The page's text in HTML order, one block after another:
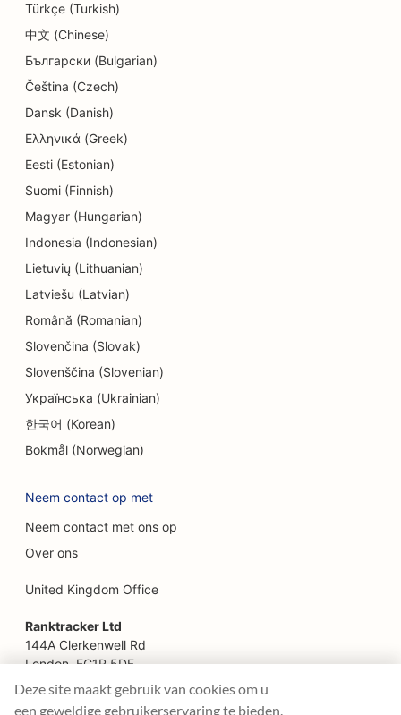
SEO voor donutwinkels
SEO voor stomerijen
SEO voor elektriciens
SEO voor elektronicawinkels
SEO voor endodontisten
SEO voor ingenieursbureaus
EO voor etnische restaurants
SEO voor Escape Rooms
SEO voor faceliftdiensten
SEO voor familierestaurants
SEO voor boerderij-keukenrestaurants
SEO voor uitstekende restaurants
SEO voor fastfoodrestaurants
SEO voor bloemisten
SEO voor foodcourts
SEO voor Food Trucks
Türkçe (Turkish)
中文 (Chinese)
Български (Bulgarian)
Čeština (Czech)
Dansk (Danish)
Ελληνικά (Greek)
Eesti (Estonian)
Suomi (Finnish)
Magyar (Hungarian)
Indonesia (Indonesian)
Lietuvių (Lithuanian)
Latviešu (Latvian)
Română (Romanian)
Slovenčina (Slovak)
Slovenščina (Slovenian)
Українська (Ukrainian)
한국어 (Korean)
Bokmål (Norwegian)
Neem contact op met
Neem contact met ons op
Over ons
United Kingdom Office
Ranktracker Ltd
144A Clerkenwell Rd
London, EC1R 5DF
Company No: 08820809
felix@ranktracker.com
Deze site maakt gebruik van cookies om u
een geweldige gebruikerservaring te bieden.